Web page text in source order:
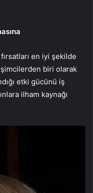
en iyi şekilde
biri olarak
etki gücünü iş
ilham kaynağı